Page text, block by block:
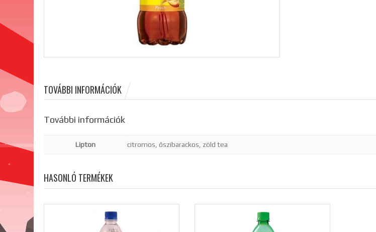
TOVÁBBI INFORMÁCIÓK
További információk
Lipton citromos, őszibarackos, zöld tea
HASONLÓ TERMÉKEK